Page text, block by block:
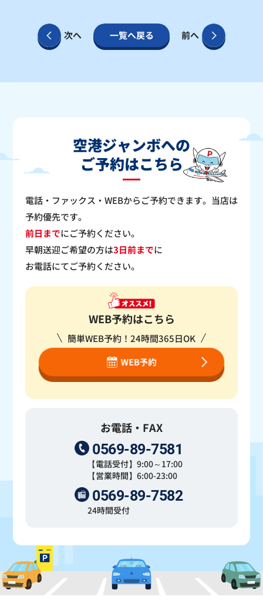
次へ 一覧へ戻る 前へ
空港ジャンボへの
ご予約はこちら
電話・ファックス・WEBからご予約できます。当店は
予約優先です。
前日までにご予約ください。
早朝送迎ご希望の方は3日前までに
お電話にてご予約ください。
WEB予約はこちら
簡単WEB予約！24時間365日OK
WEB予約
お電話・FAX
0569-89-7581
【電話受付】9:00～17:00
【営業時間】6:00-23:00
0569-89-7582
24時間受付